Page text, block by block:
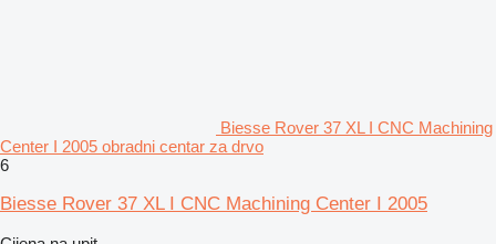
Biesse Rover 37 XL I CNC Machining
Center I 2005 obradni centar za drvo
6
Biesse Rover 37 XL I CNC Machining Center I 2005